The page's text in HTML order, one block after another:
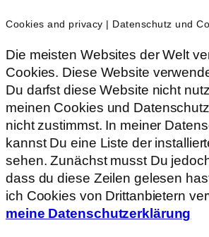
Cookies and privacy | Datenschutz und
Die meisten Websites der Welt
Cookies. Diese Website
Du darfst diese Website nicht
meinen Cookies und
nicht zustimmst. In meiner
kannst Du eine Liste der
sehen. Zunächst musst Du
dass du diese Zeilen gelesen
ich Cookies von Drittanbietern
meine Datenschutzerklärung